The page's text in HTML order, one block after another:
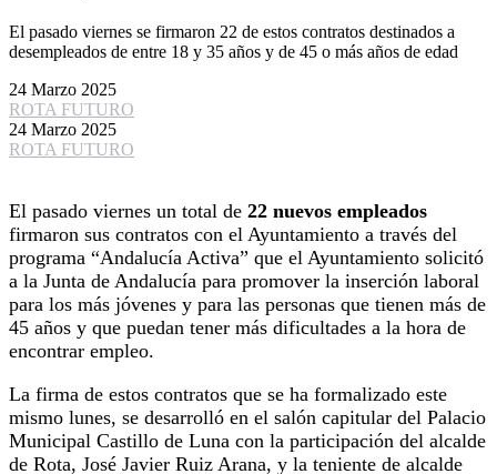
El pasado viernes se firmaron 22 de estos contratos destinados a
desempleados de entre 18 y 35 años y de 45 o más años de edad
24 Marzo 2025
ROTA FUTURO
24 Marzo 2025
ROTA FUTURO
El pasado viernes un total de 22 nuevos empleados
firmaron sus contratos con el Ayuntamiento a través del
programa “Andalucía Activa” que el Ayuntamiento solicitó
a la Junta de Andalucía para promover la inserción laboral
para los más jóvenes y para las personas que tienen más de
45 años y que puedan tener más dificultades a la hora de
encontrar empleo.
La firma de estos contratos que se ha formalizado este
mismo lunes, se desarrolló en el salón capitular del Palacio
Municipal Castillo de Luna con la participación del alcalde
de Rota, José Javier Ruiz Arana, y la teniente de alcalde